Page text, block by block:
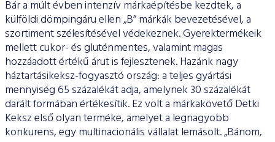
Bár a múlt évben intenzív márkaépítésbe kezdtek, a
külföldi dömpingáru ellen „B” márkák bevezetésével, a
szortiment szélesítésével védekeznek. Gyerektermékeik
mellett cukor- és gluténmentes, valamint magas
hozzáadott értékű árut is fejlesztenek. Hazánk nagy
háztartásikeksz-fogyasztó ország: a teljes gyártási
mennyiség 65 százalékát adja, amelynek 30 százalékát
darált formában értékesítik. Ez volt a márkakövető Detki
Keksz első olyan terméke, amelyet a legnagyobb
konkurens, egy multinacionális vállalat lemásolt. „Bánom,